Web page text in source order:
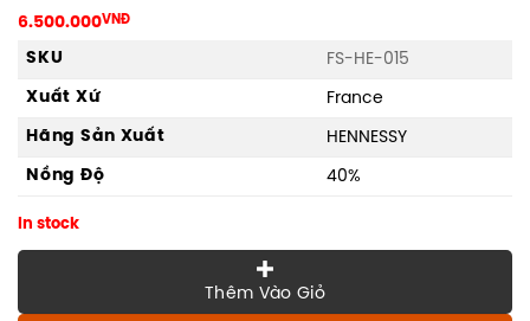
6.500.000VNĐ
SKU
FS-HE-015
Xuất Xứ
France
Hãng Sản Xuất
HENNESSY
Nồng Độ
40%
In stock
Thêm Vào Giỏ